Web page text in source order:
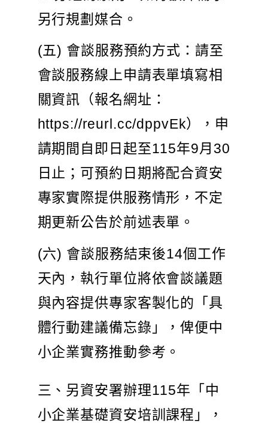
另行規劃媒合。
(五) 會談服務預約方式：請至
會談服務線上申請表單填寫相
關資訊（報名網址：
https://reurl.cc/dppvEk），申
請期間自即日起至115年9月30
日止；可預約日期將配合資安
專家實際提供服務情形，不定
期更新公告於前述表單。
(六) 會談服務結束後14個工作
天內，執行單位將依會談議題
與內容提供專家客製化的「具
體行動建議備忘錄」，俾便中
小企業實務推動參考。
三、另資安署辦理115年「中
小企業基礎資安培訓課程」，